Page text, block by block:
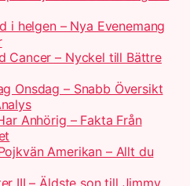
i helgen – Nya Evenemang
Cancer – Nyckel till Bättre
Onsdag – Snabb Översikt
Anhörig – Fakta Från
Amerikan – Allt du
III – Äldste son till Jimmy